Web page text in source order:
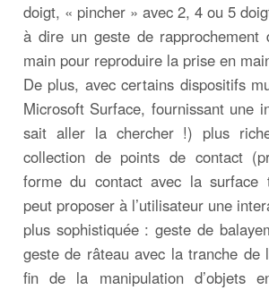
doigt, « pincher » avec 2, 4 ou 5
à dire un geste de rapprochement
main pour reproduire la prise en
De plus, avec certains dispositifs
Microsoft Surface, fournissant une
sait aller la chercher !) plus
collection de points de contact
forme du contact avec la surface
peut proposer à l’utilisateur une
plus sophistiquée : geste de
geste de râteau avec la tranche de
fin de la manipulation d’objets